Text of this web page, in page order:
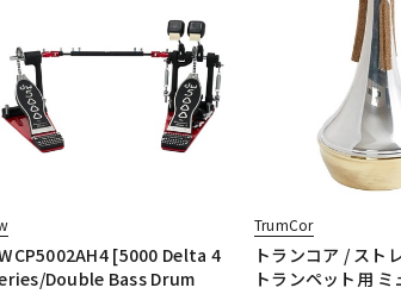
[5000 Delta 4
Double Bass Drum
TrumCor
トランコア / スト
トランペット用 ミ